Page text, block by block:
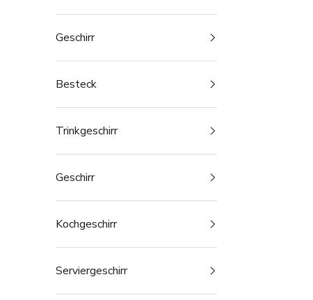
Geschirr
Besteck
Trinkgeschirr
Geschirr
Kochgeschirr
Serviergeschirr